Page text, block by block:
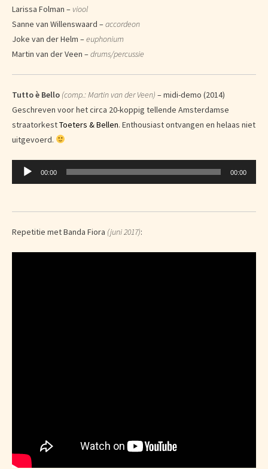
Larissa Folman – viool
Sanne van Willenswaard –accordeon
Joke van der Helm –euphonium
Martin van der Veen –drums/percussie
Tutto è Bello (comp.: Martin van der Veen) – midi-demo (2014)
Geschreven voor het circa 20-koppig tellende Amsterdamse
straatorkestToeters & Bellen. Enthousiast ontvangen en helaas niet
uitgevoerd.
Audiospeler
00:00 00:00
Repetitie met Banda Fiora (juni 2017):